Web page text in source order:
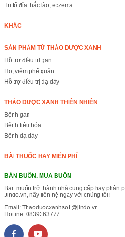
Trị tổ đỉa, hắc lào, eczema
KHÁC
SẢN PHẨM TỪ THẢO DƯỢC XANH
Hỗ trợ điều trị gan
Ho, viêm phế quản
Hỗ trợ điều trị dạ dày
THẢO DƯỢC XANH THIÊN NHIÊN
Bệnh gan
Bệnh tiêu hóa
Bệnh dạ dày
BÀI THUỐC HAY MIỄN PHÍ
BÁN BUÔN, MUA BUÔN
Bạn muốn trở thành nhà cung cấp hay phân
Jindo.vn, hãy liên hệ ngay với chúng tôi!
Email: Thaoduocxanhso1@jindo.vn
Hotline: 0839363777